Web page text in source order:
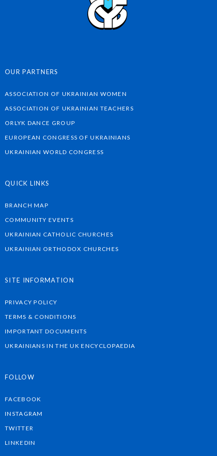
OUR PARTNERS
ASSOCIATION OF UKRAINIAN WOMEN
ASSOCIATION OF UKRAINIAN TEACHERS
ORLYK DANCE GROUP
EUROPEAN CONGRESS OF UKRAINIANS
UKRAINIAN WORLD CONGRESS
QUICK LINKS
BRANCH MAP
COMMUNITY EVENTS
UKRAINIAN CATHOLIC CHURCHES
UKRAINIAN ORTHODOX CHURCHES
SITE INFORMATION
PRIVACY POLICY
TERMS & CONDITIONS
IMPORTANT DOCUMENTS
UKRAINIANS IN THE UK ENCYCLOPAEDIA
FOLLOW
FACEBOOK
INSTAGRAM
TWITTER
LINKEDIN